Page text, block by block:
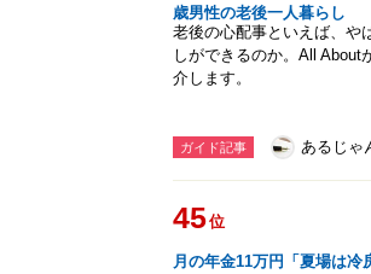
歳男性の老後一人暮らし
老後の心配事といえば、や
しができるのか。All About
介します。
ガイド記事 あるじゃ
45位
月の年金11万円「夏場は冷